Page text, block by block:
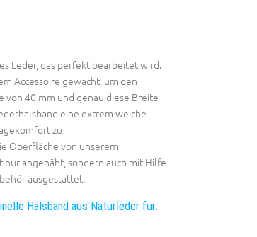
Leder, das perfekt bearbeitet wird.
Accessoire gewacht, um den
von 40 mm und genau diese Breite
eine extrem weiche
zu
Oberfläche von unserem
angenäht, sondern auch mit Hilfe
ausgestattet.
Halsband aus Naturleder für: